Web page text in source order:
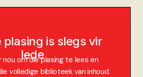
plasing is slegs vir
lede
nou om die plasing te lees en
volledige biblioteek van inhoud.